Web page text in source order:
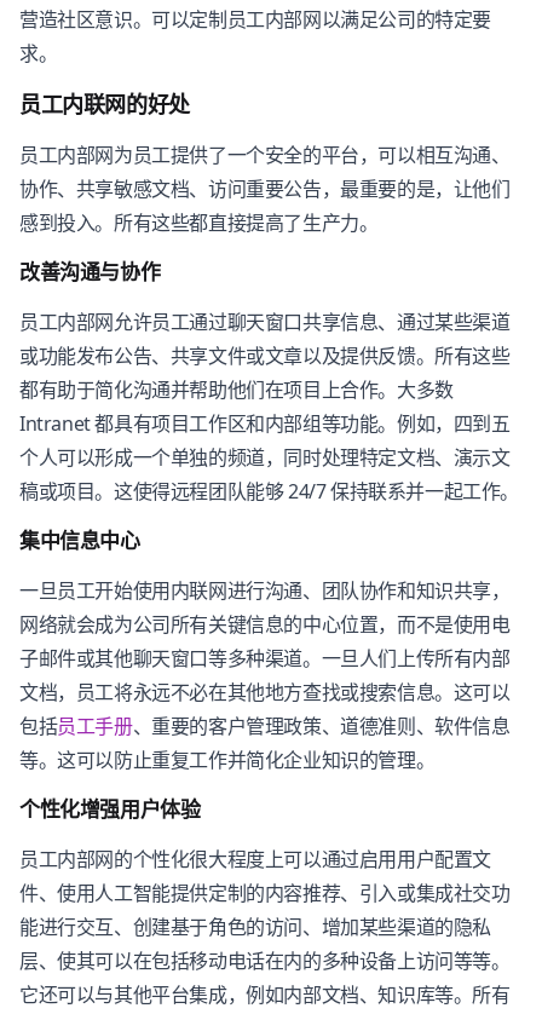
营造社区意识。可以定制员工内部网以满足公司的特定要
求。
员工内联网的好处
员工内部网为员工提供了一个安全的平台，可以相互沟通、
协作、共享敏感文档、访问重要公告，最重要的是，让他们
感到投入。所有这些都直接提高了生产力。
改善沟通与协作
员工内部网允许员工通过聊天窗口共享信息、通过某些渠道
或功能发布公告、共享文件或文章以及提供反馈。所有这些
都有助于简化沟通并帮助他们在项目上合作。大多数
Intranet 都具有项目工作区和内部组等功能。例如，四到五
个人可以形成一个单独的频道，同时处理特定文档、演示文
稿或项目。这使得远程团队能够 24/7 保持联系并一起工作。
集中信息中心
一旦员工开始使用内联网进行沟通、团队协作和知识共享，
网络就会成为公司所有关键信息的中心位置，而不是使用电
子邮件或其他聊天窗口等多种渠道。一旦人们上传所有内部
文档，员工将永远不必在其他地方查找或搜索信息。这可以
包括员工手册、重要的客户管理政策、道德准则、软件信息
等。这可以防止重复工作并简化企业知识的管理。
个性化增强用户体验
员工内部网的个性化很大程度上可以通过启用用户配置文
件、使用人工智能提供定制的内容推荐、引入或集成社交功
能进行交互、创建基于角色的访问、增加某些渠道的隐私
层、使其可以在包括移动电话在内的多种设备上访问等等。
它还可以与其他平台集成，例如内部文档、知识库等。所有